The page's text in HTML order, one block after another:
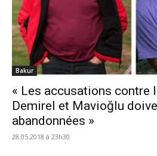
Bakur
« Les accusations contre
Demirel et Mavioğlu
abandonnées »
28.05.2018 à 23h30